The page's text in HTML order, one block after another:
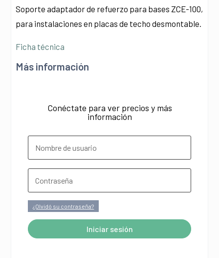
Soporte adaptador de refuerzo para bases ZCE-100,
para instalaciones en placas de techo desmontable.
Ficha técnica
Más información
Conéctate para ver precios y más
información
¿Olvidó su contraseña?
Iniciar sesión